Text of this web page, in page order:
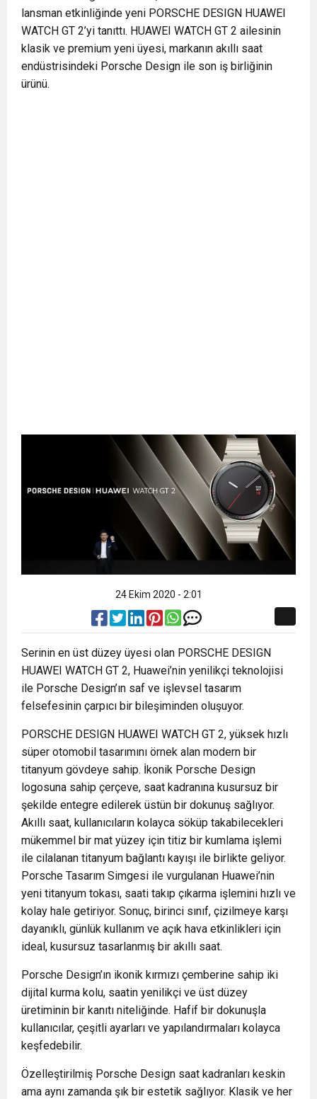
lansman etkinliğinde yeni PORSCHE DESIGN HUAWEI
WATCH GT 2’yi tanıttı. HUAWEI WATCH GT 2 ailesinin
klasik ve premium yeni üyesi, markanın akıllı saat
endüstrisindeki Porsche Design ile son iş birliğinin
ürünü.
24 Ekim 2020 - 2:01
Serinin en üst düzey üyesi olan PORSCHE DESIGN
HUAWEI WATCH GT 2, Huawei’nin yenilikçi teknolojisi
ile Porsche Design’ın saf ve işlevsel tasarım
felsefesinin çarpıcı bir bileşiminden oluşuyor.
PORSCHE DESIGN HUAWEI WATCH GT 2, yüksek hızlı
süper otomobil tasarımını örnek alan modern bir
titanyum gövdeye sahip. İkonik Porsche Design
logosuna sahip çerçeve, saat kadranına kusursuz bir
şekilde entegre edilerek üstün bir dokunuş sağlıyor.
Akıllı saat, kullanıcıların kolayca söküp takabilecekleri
mükemmel bir mat yüzey için titiz bir kumlama işlemi
ile cilalanan titanyum bağlantı kayışı ile birlikte geliyor.
Porsche Tasarım Simgesi ile vurgulanan Huawei’nin
yeni titanyum tokası, saati takıp çıkarma işlemini hızlı ve
kolay hale getiriyor. Sonuç, birinci sınıf, çizilmeye karşı
dayanıklı, günlük kullanım ve açık hava etkinlikleri için
ideal, kusursuz tasarlanmış bir akıllı saat.
Porsche Design’ın ikonik kırmızı çemberine sahip iki
dijital kurma kolu, saatin yenilikçi ve üst düzey
üretiminin bir kanıtı niteliğinde. Hafif bir dokunuşla
kullanıcılar, çeşitli ayarları ve yapılandırmaları kolayca
keşfedebilir.
Özelleştirilmiş Porsche Design saat kadranları keskin
ama aynı zamanda şık bir estetik sağlıyor. Klasik ve her